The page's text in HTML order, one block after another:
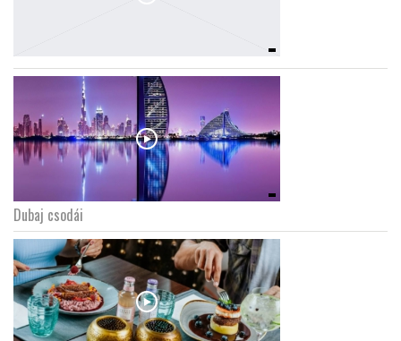
Dubaj csodái